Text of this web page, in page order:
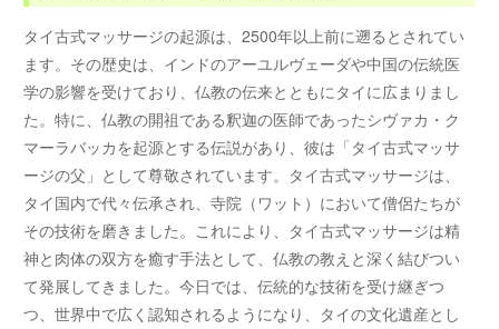
タイ古式マッサージの起源は、2500年以上前に遡るとされてい
ます。その歴史は、インドのアーユルヴェーダや中国の伝統医
学の影響を受けており、仏教の伝来とともにタイに広まりまし
た。特に、仏教の開祖である釈迦の医師であったシヴァカ・ク
マーラバッカを起源とする伝説があり、彼は「タイ古式マッサ
ージの父」として尊敬されています。タイ古式マッサージは、
タイ国内で代々伝承され、寺院（ワット）において僧侶たちが
その技術を磨きました。これにより、タイ古式マッサージは精
神と肉体の双方を癒す手法として、仏教の教えと深く結びつい
て発展してきました。今日では、伝統的な技術を受け継ぎつ
つ、世界中で広く認知されるようになり、タイの文化遺産とし